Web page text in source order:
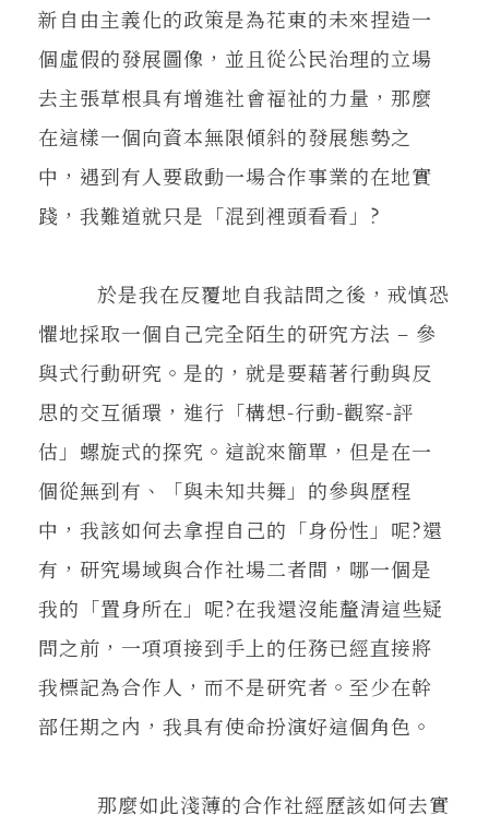
新自由主義化的政策是為花東的未來捏造一
個虛假的發展圖像，並且從公民治理的立場
去主張草根具有增進社會福祉的力量，那麼
在這樣一個向資本無限傾斜的發展態勢之
中，遇到有人要啟動一場合作事業的在地實
踐，我難道就只是「混到裡頭看看」?
於是我在反覆地自我詰問之後，戒慎恐
懼地採取一個自己完全陌生的研究方法 – 參
與式行動研究。是的，就是要藉著行動與反
思的交互循環，進行「構想-行動-觀察-評
估」螺旋式的探究。這說來簡單，但是在一
個從無到有、「與未知共舞」的參與歷程
中，我該如何去拿捏自己的「身份性」呢?還
有，研究場域與合作社場二者間，哪一個是
我的「置身所在」呢?在我還沒能釐清這些疑
問之前，一項項接到手上的任務已經直接將
我標記為合作人，而不是研究者。至少在幹
部任期之內，我具有使命扮演好這個角色。
那麼如此淺薄的合作社經歷該如何去實